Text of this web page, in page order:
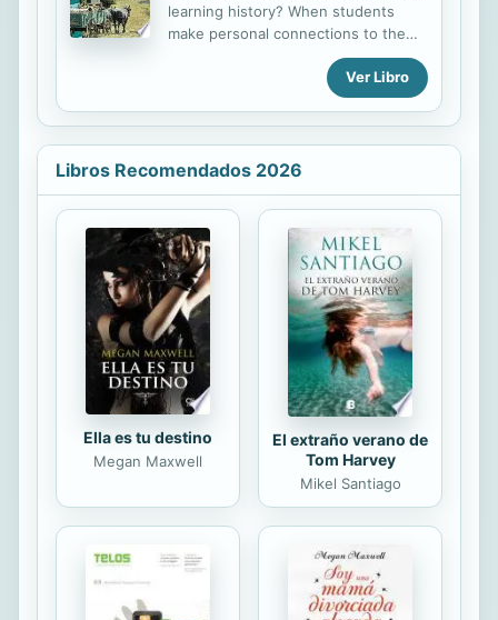
learning history? When students
make personal connections to the
subject, theyre much more
motivated to learn. This Spanish
book provides firsthand accounts of
history that give personal insights
into historical events. Introduce
students to Californias early settlers
Beckwourth, Jedediah Smith, Sarah
Royce, Charley Parkhurst, Kit Carson,
the Donner party, and more. With a
visually appealing layout, this book
features captivating text, fun facts,
sidebars, and time lines that help
students grasp the essential
concepts they...
Ver Libro
Libros Recomendados 2026
Ella es tu destino
Megan Maxwell
El extraño verano de
Tom Harvey
Mikel Santiago